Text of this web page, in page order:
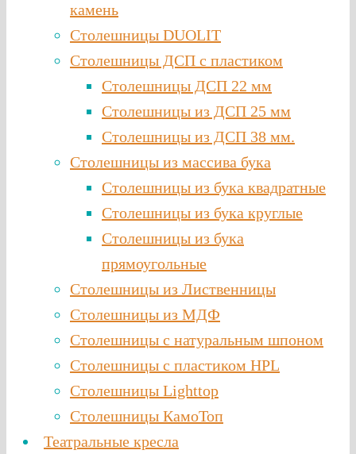
камень
Столешницы DUOLIT
Столешницы ДСП с пластиком
Столешницы ДСП 22 мм
Столешницы из ДСП 25 мм
Столешницы из ДСП 38 мм.
Столешницы из массива бука
Столешницы из бука квадратные
Столешницы из бука круглые
Столешницы из бука
прямоугольные
Столешницы из Лиственницы
Столешницы из МДФ
Столешницы с натуральным шпоном
Столешницы c пластиком HPL
Столешницы Lighttop
Столешницы КамоТоп
Театральные кресла